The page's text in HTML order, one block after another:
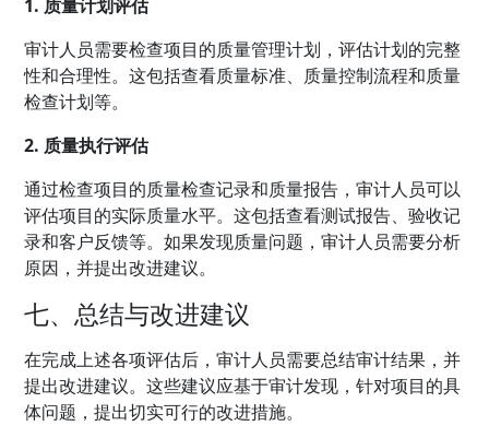
1. 质量计划评估
审计人员需要检查项目的质量管理计划，评估计划的完整
性和合理性。这包括查看质量标准、质量控制流程和质量
检查计划等。
2. 质量执行评估
通过检查项目的质量检查记录和质量报告，审计人员可以
评估项目的实际质量水平。这包括查看测试报告、验收记
录和客户反馈等。如果发现质量问题，审计人员需要分析
原因，并提出改进建议。
七、总结与改进建议
在完成上述各项评估后，审计人员需要总结审计结果，并
提出改进建议。这些建议应基于审计发现，针对项目的具
体问题，提出切实可行的改进措施。